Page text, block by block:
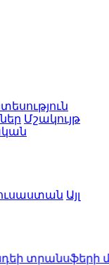
Մշակույթ
Այլ
տրանսֆերի